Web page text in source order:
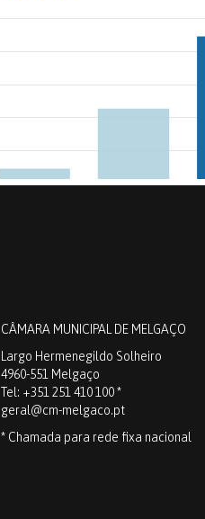
CÂMARA MUNICIPAL DE MELGAÇO
Largo Hermenegildo Solheiro
4960-551 Melgaço
Tel: +351 251 410 100 *
geral@cm-melgaco.pt
* Chamada para rede fixa nacional